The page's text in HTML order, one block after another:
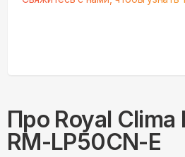
Про Royal Clima
RM-LP50CN-E